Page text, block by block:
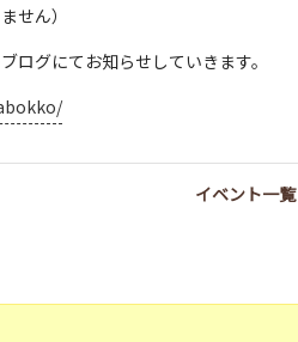
せん）
グにてお知らせしていきます。
イベント一覧